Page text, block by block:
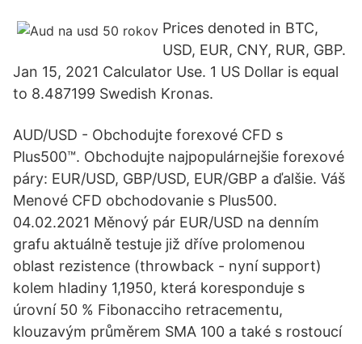
Prices denoted in BTC,
USD, EUR, CNY, RUR, GBP.
Jan 15, 2021 Calculator Use. 1 US Dollar is equal
to 8.487199 Swedish Kronas.
AUD/USD - Obchodujte forexové CFD s
Plus500™. Obchodujte najpopulárnejšie forexové
páry: EUR/USD, GBP/USD, EUR/GBP a ďalšie. Váš
Menové CFD obchodovanie s Plus500.
04.02.2021 Měnový pár EUR/USD na denním
grafu aktuálně testuje již dříve prolomenou
oblast rezistence (throwback - nyní support)
kolem hladiny 1,1950, která koresponduje s
úrovní 50 % Fibonacciho retracementu,
klouzavým průměrem SMA 100 a také s rostoucí